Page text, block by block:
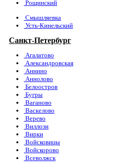
Рощинский
Смышляевка
Усть-Кинельский
Санкт-Петербург
Агалатово
Александровская
Аннино
Аннолово
Белоостров
Бугры
Ваганово
Васкелово
Верево
Виллози
Вирки
Войсковицы
Войскорово
Всеволжск